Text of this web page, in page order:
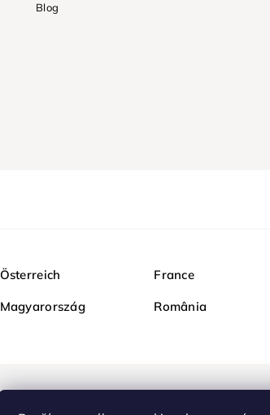
Blog
Österreich France
Magyarország România